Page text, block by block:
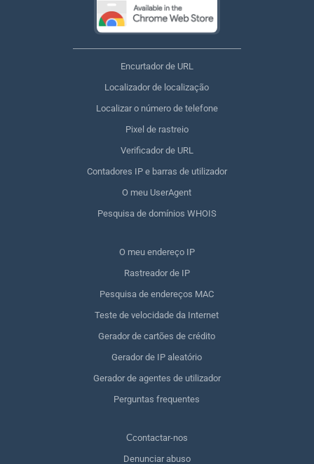
Encurtador de URL
Localizador de localização
Localizar o número de telefone
Pixel de rastreio
Verificador de URL
Contadores IP e barras de utilizador
O meu UserAgent
Pesquisa de domínios WHOIS
O meu endereço IP
Rastreador de IP
Pesquisa de endereços MAC
Teste de velocidade da Internet
Gerador de cartões de crédito
Gerador de IP aleatório
Gerador de agentes de utilizador
Perguntas frequentes
Сcontactar-nos
Denunciar abuso